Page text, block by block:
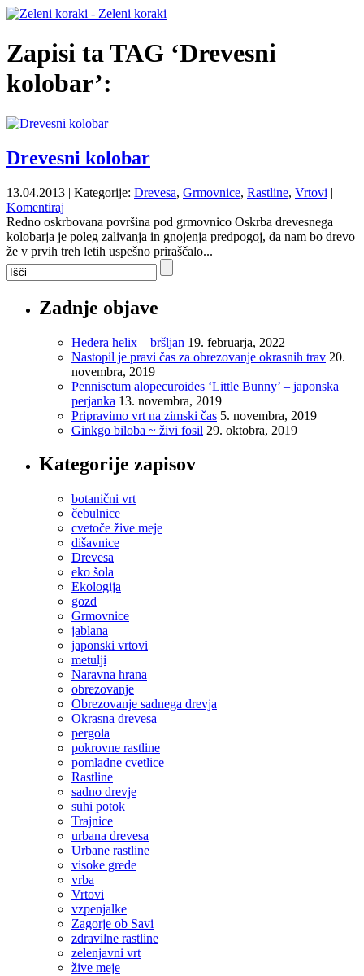
Zapisi ta TAG ‘Drevesni
kolobar’:
Drevesni kolobar
13.04.2013 | Kategorije: Drevesa, Grmovnice, Rastline, Vrtovi |
Komentiraj
Redno oskrbovana površina pod grmovnico Oskrba drevesnega
kolobarja je poleg zalivanja in gnojenja predpogoj, da nam bo drevo
že v prvih treh letih uspešno priraščalo...
Zadnje objave
Hedera helix – bršljan 19. februarja, 2022
Nastopil je pravi čas za obrezovanje okrasnih trav 20.
novembra, 2019
Pennisetum alopecuroides ‘Little Bunny’ – japonska
perjanka 13. novembra, 2019
Pripravimo vrt na zimski čas 5. novembra, 2019
Ginkgo biloba ~ živi fosil 29. oktobra, 2019
Kategorije zapisov
botanični vrt
čebulnice
cvetoče žive meje
dišavnice
Drevesa
eko šola
Ekologija
gozd
Grmovnice
jablana
japonski vrtovi
metulji
Naravna hrana
obrezovanje
Obrezovanje sadnega drevja
Okrasna drevesa
pergola
pokrovne rastline
pomladne cvetlice
Rastline
sadno drevje
suhi potok
Trajnice
urbana drevesa
Urbane rastline
visoke grede
vrba
Vrtovi
vzpenjalke
Zagorje ob Savi
zdravilne rastline
zelenjavni vrt
žive meje